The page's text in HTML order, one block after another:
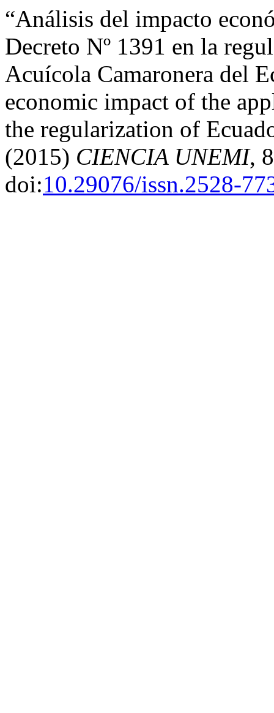
“Análisis del impacto
Decreto Nº 1391 en la
Acuícola Camaronera del
economic impact of the
the regularization of
(2015) CIENCIA UNEMI,
doi:10.29076/issn.2528-